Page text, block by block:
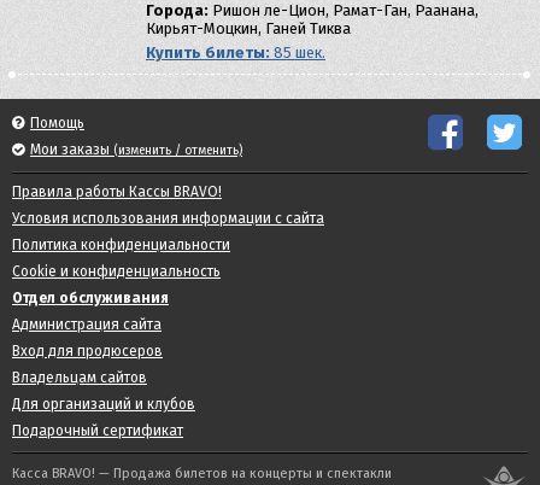
Города: Ришон ле-Цион, Рамат-Ган, Раанана,
Кирьят-Моцкин, Ганей Тиква
Купить билеты: 85 шек.
Помощь
Мои заказы (изменить / отменить)
Правила работы Кассы BRAVO!
Условия использования информации с сайта
Политика конфиденциальности
Cookie и конфиденциальность
Отдел обслуживания
Администрация сайта
Вход для продюсеров
Владельцам сайтов
Для организаций и клубов
Подарочный сертификат
Касса BRAVO! — Продажа билетов на концерты и спектакли